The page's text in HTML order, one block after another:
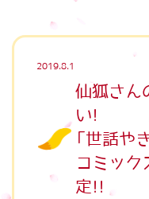
2019.8.1
仙狐さん
い！
「世話や
コミッ
定！！